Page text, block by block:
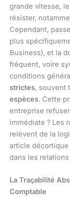
grande vitesse,
résister,
Cependant,
plus
Business), et la
fréquent, voire
conditions
strictes, souvent
espèces. Cette
entreprise
immédiate ? Les
relèvent de la
article
dans les
La Traçabilité
Comptable